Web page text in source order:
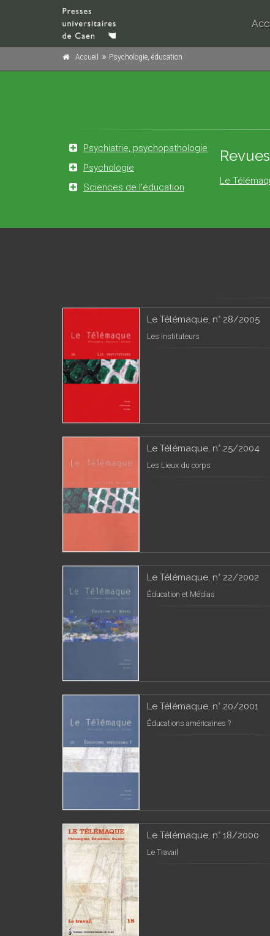
Accueil Psychologie, éducation
Psychiatrie, psychopathologie
Psychologie
Sciences de l'éducation
Le
Le Télémaque, n° 28/2005
Les Instituteurs
Le Télémaque, n° 25/2004
Les Lieux du corps
Le Télémaque, n° 22/2002
Éducation et Médias
Le Télémaque, n° 20/2001
Éducations américaines ?
Le Télémaque, n° 18/2000
Le Travail